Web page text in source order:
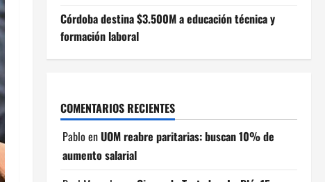
Córdoba destina $3.500M a educación técnica y
formación laboral
COMENTARIOS RECIENTES
Pablo enUOM reabre paritarias: buscan 10% de
aumento salarial